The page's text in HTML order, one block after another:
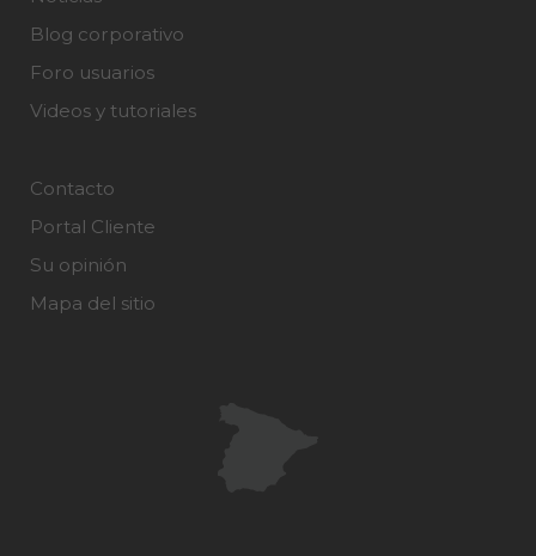
Blog corporativo
Foro usuarios
Videos y tutoriales
Contacto
Portal Cliente
Su opinión
Mapa del sitio